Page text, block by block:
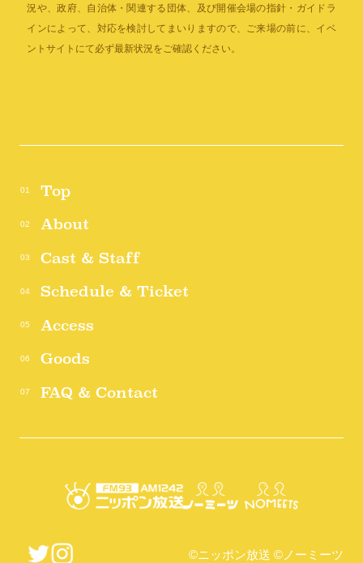
況や、政府、自治体・関連する団体、及び開催会場の指針・ガイドラ
インによって、対応を検討してまいりますので、ご来場の前に、イベ
ントサイトにて必ず最新状況をご確認ください。
Top
About
Cast & Staff
Schedule & Ticket
Access
Goods
FAQ & Contact
©︎ニッポン放送 ©︎ノーミーツ